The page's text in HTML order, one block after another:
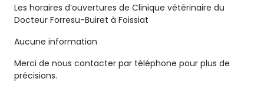
Les horaires d’ouvertures de Clinique vétérinaire du
Docteur Forresu-Buiret à Foissiat
Aucune information
Merci de nous contacter par téléphone pour plus de
précisions.